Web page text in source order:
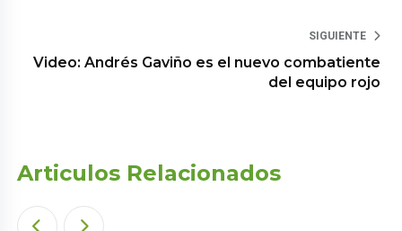
SIGUIENTE
Video: Andrés Gaviño es el nuevo combatiente
del equipo rojo
Articulos Relacionados